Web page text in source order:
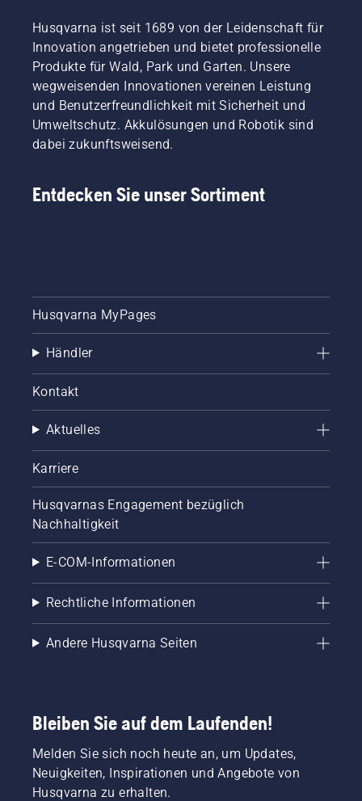
Husqvarna ist seit 1689 von der Leidenschaft für
Innovation angetrieben und bietet professionelle
Produkte für Wald, Park und Garten. Unsere
wegweisenden Innovationen vereinen Leistung
und Benutzerfreundlichkeit mit Sicherheit und
Umweltschutz. Akkulösungen und Robotik sind
dabei zukunftsweisend.
Entdecken Sie unser Sortiment
Husqvarna MyPages
Händler
Kontakt
Aktuelles
Karriere
Husqvarnas Engagement bezüglich
Nachhaltigkeit
E-COM-Informationen
Rechtliche Informationen
Andere Husqvarna Seiten
Bleiben Sie auf dem Laufenden!
Melden Sie sich noch heute an, um Updates,
Neuigkeiten, Inspirationen und Angebote von
Husqvarna zu erhalten.